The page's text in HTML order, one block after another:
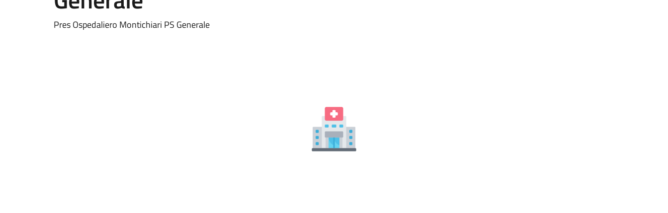
Pres Ospedaliero Montichiari PS Generale